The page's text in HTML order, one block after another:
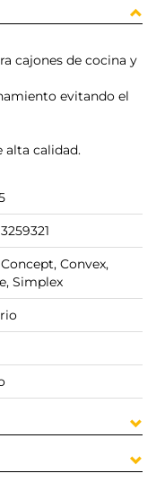
cajones de cocina y
evitando el
alta calidad.
Convex,
Simplex